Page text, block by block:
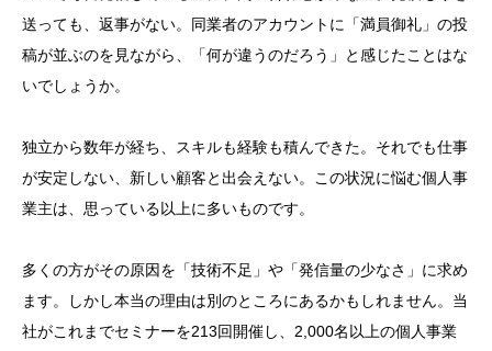
送っても、返事がない。同業者のアカウントに「満員御礼」の投
稿が並ぶのを見ながら、「何が違うのだろう」と感じたことはな
いでしょうか。
独立から数年が経ち、スキルも経験も積んできた。それでも仕事
が安定しない、新しい顧客と出会えない。この状況に悩む個人事
業主は、思っている以上に多いものです。
多くの方がその原因を「技術不足」や「発信量の少なさ」に求め
ます。しかし本当の理由は別のところにあるかもしれません。当
社がこれまでセミナーを213回開催し、2,000名以上の個人事業